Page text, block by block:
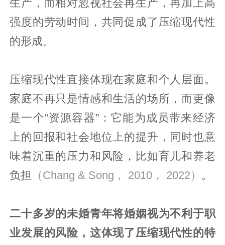
生产，而相对忽视社会再生产，再加上高
强度的劳动时间，共同促成了压缩现代性
的形成。
压缩现代性直接体现在家庭和个人层面。
家庭不再只是情感和生活的场所，而更像
是一个“资源容器”：它能为成员带来经济
上的回报和社会地位上的提升，同时也意
味着沉重的压力和风险，比如育儿和养老
负担
（Chang & Song， 2010， 2022） 。
二十多岁的未婚青年将婚姻视为不利于职
业发展的风险，这体现了压缩现代性的特